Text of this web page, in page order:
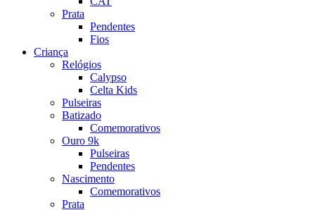
Prata
Pendentes
Fios
Criança
Relógios
Calypso
Celta Kids
Pulseiras
Batizado
Comemorativos
Ouro 9k
Pulseiras
Pendentes
Nascimento
Comemorativos
Prata